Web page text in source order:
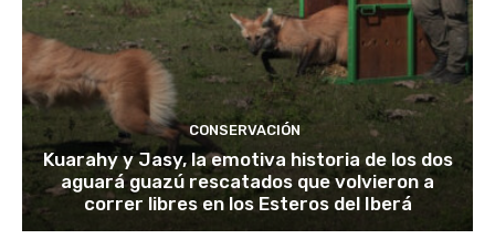
CONSERVACIÓN
Kuarahy y Jasy, la emotiva historia de los dos
aguará guazú rescatados que volvieron a
correr libres en los Esteros del Iberá